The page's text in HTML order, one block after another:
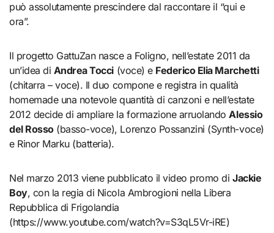
può assolutamente prescindere dal raccontare il “qui e
ora”.
Il progetto GattuZan nasce a Foligno, nell’estate 2011 da
un’idea di Andrea Tocci(voce) e Federico Elia Marchetti
(chitarra – voce). Il duo compone e registra in qualità
homemade una notevole quantità di canzoni e nell’estate
2012 decide di ampliare la formazione arruolandoAlessio
del Rosso(basso-voce), Lorenzo Possanzini (Synth-voce)
e Rinor Marku (batteria).
Nel marzo 2013 viene pubblicato il video promo di Jackie
Boy, con la regia di Nicola Ambrogioni nella Libera
Repubblica di Frigolandia
(https://www.youtube.com/watch?v=S3qL5Vr-iRE)